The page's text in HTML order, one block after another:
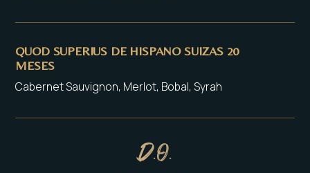
QUOD SUPERIUS DE HISPANO SUIZAS 20
MESES
Cabernet Sauvignon, Merlot, Bobal, Syrah
D.O.